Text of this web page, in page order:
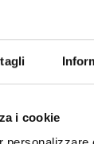
i cookie
migliorare
sul